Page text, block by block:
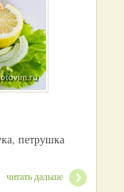
петрушка
читать дальше